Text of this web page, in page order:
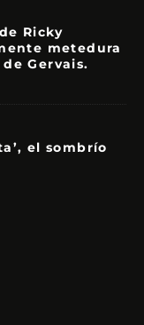
Ricky
metedura
Gervais.
el sombrío